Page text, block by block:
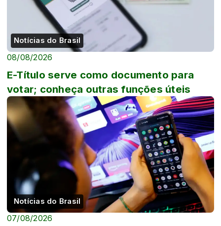
Notícias do Brasil
08/08/2026
E-Título serve como documento para
votar; conheça outras funções úteis
Notícias do Brasil
07/08/2026